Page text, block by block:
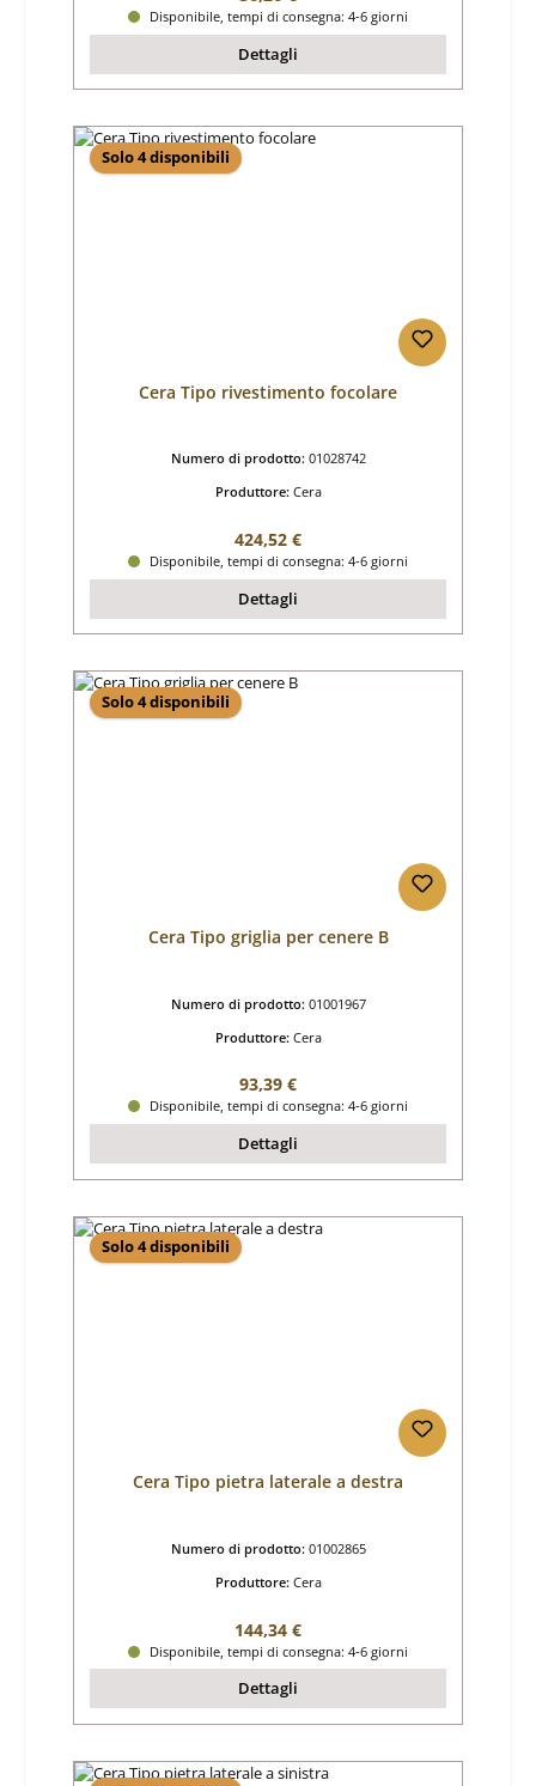
Disponibile, tempi di consegna: 4-6 giorni
Dettagli
Solo 4 disponibili
Cera Tipo rivestimento focolare
Numero di prodotto: 01028742
Produttore: Cera
Prezzo normale:
424,52 €
Disponibile, tempi di consegna: 4-6 giorni
Dettagli
Solo 4 disponibili
Cera Tipo griglia per cenere B
Numero di prodotto: 01001967
Produttore: Cera
Prezzo normale:
93,39 €
Disponibile, tempi di consegna: 4-6 giorni
Dettagli
Solo 4 disponibili
Cera Tipo pietra laterale a destra
Numero di prodotto: 01002865
Produttore: Cera
Prezzo normale:
144,34 €
Disponibile, tempi di consegna: 4-6 giorni
Dettagli